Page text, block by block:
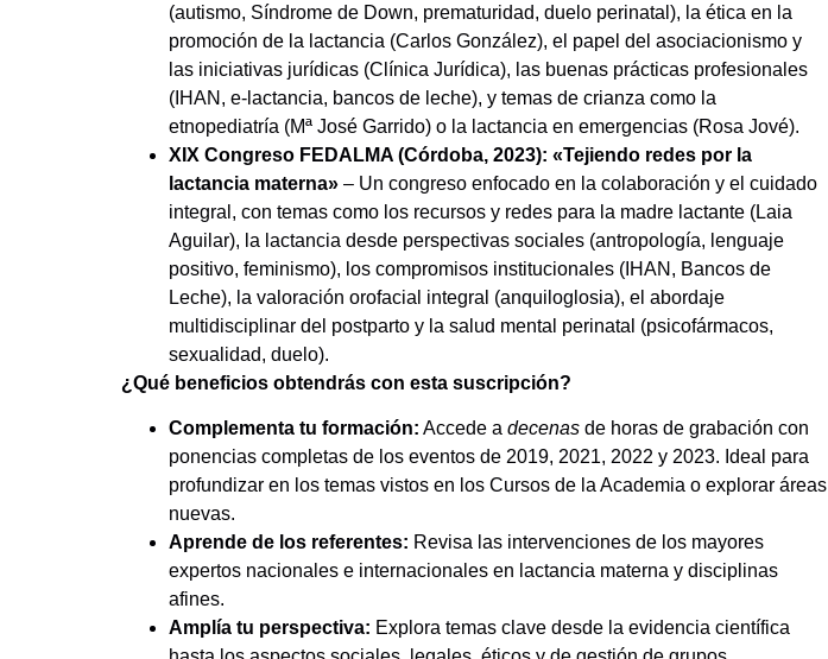
(autismo, Síndrome de Down, prematuridad, duelo perinatal), la ética en la
promoción de la lactancia (Carlos González), el papel del asociacionismo y
las iniciativas jurídicas (Clínica Jurídica), las buenas prácticas profesionales
(IHAN, e-lactancia, bancos de leche), y temas de crianza como la
etnopediatría (Mª José Garrido) o la lactancia en emergencias (Rosa Jové).
XIX Congreso FEDALMA (Córdoba, 2023): «Tejiendo redes por la
lactancia materna» – Un congreso enfocado en la colaboración y el cuidado
integral, con temas como los recursos y redes para la madre lactante (Laia
Aguilar), la lactancia desde perspectivas sociales (antropología, lenguaje
positivo, feminismo), los compromisos institucionales (IHAN, Bancos de
Leche), la valoración orofacial integral (anquiloglosia), el abordaje
multidisciplinar del postparto y la salud mental perinatal (psicofármacos,
sexualidad, duelo).
¿Qué beneficios obtendrás con esta suscripción?
Complementa tu formación: Accede a decenas de horas de grabación con
ponencias completas de los eventos de 2019, 2021, 2022 y 2023. Ideal para
profundizar en los temas vistos en los Cursos de la Academia o explorar áreas
nuevas.
Aprende de los referentes: Revisa las intervenciones de los mayores
expertos nacionales e internacionales en lactancia materna y disciplinas
afines.
Amplía tu perspectiva: Explora temas clave desde la evidencia científica